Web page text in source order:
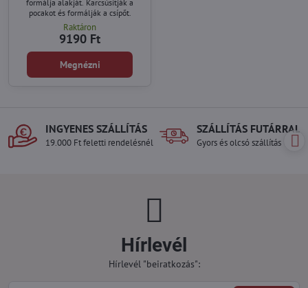
formálja alakját. Karcsúsítják a
pocakot és formálják a csípőt.
Raktáron
9190 Ft
Megnézni
INGYENES SZÁLLÍTÁS
19.000 Ft feletti rendelésnél
SZÁLLÍTÁS FUTÁRRAL
Gyors és olcsó szállítás
Hírlevél
Hírlevél "beiratkozás":